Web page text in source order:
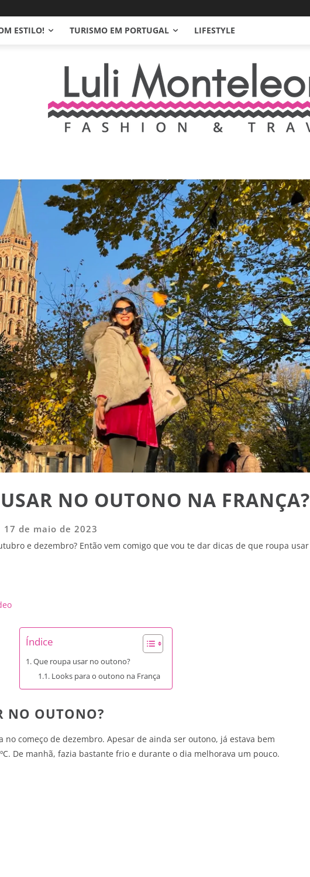
ESTILO! TURISMO EM PORTUGAL LIFESTYLE
NO OUTONO NA FRANÇA?
17 de maio de 2023
e dezembro? Então vem comigo que vou te dar dicas de que roupa usar
Índice
Que roupa usar no outono?
Looks para o outono na França
NO OUTONO?
no começo de dezembro. Apesar de ainda ser outono, já estava bem
De manhã, fazia bastante frio e durante o dia melhorava um pouco.